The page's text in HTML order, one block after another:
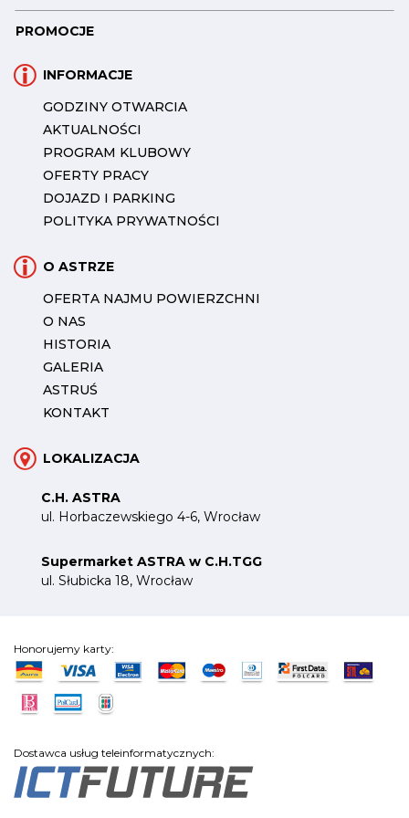
PROMOCJE
INFORMACJE
GODZINY OTWARCIA
AKTUALNOŚCI
PROGRAM KLUBOWY
OFERTY PRACY
DOJAZD I PARKING
POLITYKA PRYWATNOŚCI
O ASTRZE
OFERTA NAJMU POWIERZCHNI
O NAS
HISTORIA
GALERIA
ASTRUŚ
KONTAKT
LOKALIZACJA
C.H. ASTRA
ul. Horbaczewskiego 4-6, Wrocław
Supermarket ASTRA w C.H.TGG
ul. Słubicka 18, Wrocław
Honorujemy karty:
Dostawca usług teleinformatycznych: